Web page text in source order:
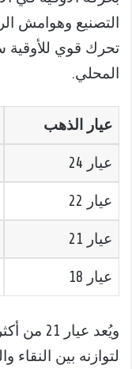
التصنيع وهوامش
تحرك قوي
المحلي.
عيار الذهب
عيار 24
عيار 22
عيار 21
عيار 18
ويُعد